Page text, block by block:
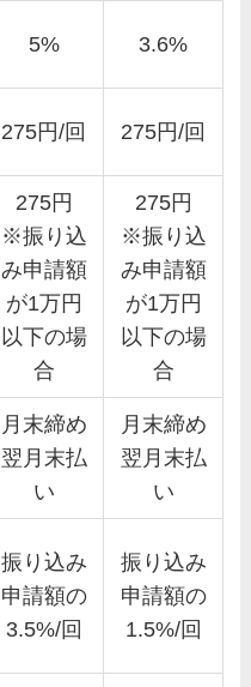
5% 3.6%
275円/回 275円/回
275円
※振り込
み申請額
が1万円
以下の場
合
275円
※振り込
み申請額
が1万円
以下の場
合
月末締め
翌月末払
い
月末締め
翌月末払
い
振り込み
申請額の
3.5%/回
振り込み
申請額の
1.5%/回